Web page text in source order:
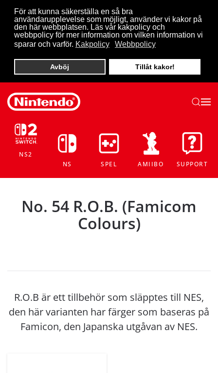
För att kunna säkerställa en så bra
användarupplevelse som möjligt, använder vi kakor på
den här webbplatsen. Läs vår kakpolicy och
webbpolicy för mer information om vilken information vi
sparar och varför. Kakpolicy Webbpolicy
Avböj Tillåt kakor!
Skip to main content
NS2
NS
SPEL AMIIBO SUPPORT
No. 54 R.O.B. (Famicom
Colours)
R.O.B är ett tillbehör som släpptes till NES,
den här varianten har färger som baseras på
Famicon, den Japanska utgåvan av NES.